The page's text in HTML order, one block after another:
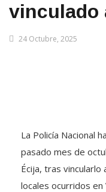
vinculado
24 Octubre, 2025
La Policía Nacional
pasado mes de
Écija, tras
locales ocurridos